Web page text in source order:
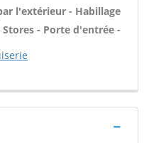
l'extérieur - Habillage
Stores - Porte d'entrée -